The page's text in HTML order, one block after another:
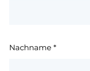
Nachname *